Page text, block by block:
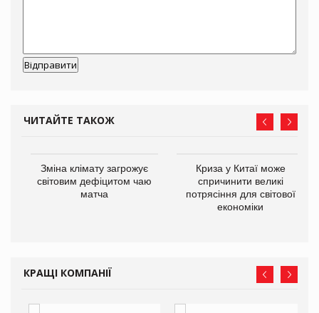
ЧИТАЙТЕ ТАКОЖ
Зміна клімату загрожує
світовим дефіцитом чаю
матча
Криза у Китаї може
спричинити великі
потрясіння для світової
економіки
КРАЩІ КОМПАНІЇ